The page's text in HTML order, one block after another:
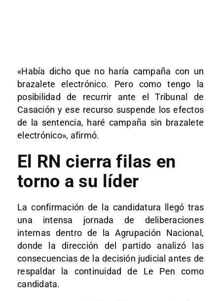
«Había dicho que no haría campaña con un
brazalete electrónico. Pero como tengo la
posibilidad de recurrir ante el Tribunal de
Casación y ese recurso suspende los efectos
de la sentencia, haré campaña sin brazalete
electrónico», afirmó.
El RN cierra filas en
torno a su líder
La confirmación de la candidatura llegó tras
una intensa jornada de deliberaciones
internas dentro de la Agrupación Nacional,
donde la dirección del partido analizó las
consecuencias de la decisión judicial antes de
respaldar la continuidad de Le Pen como
candidata.